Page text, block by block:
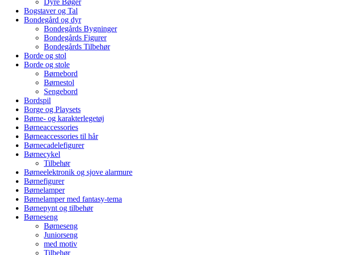
Bogstaver og Tal
Bondegård og dyr
Bondegårds Bygninger
Bondegårds Figurer
Bondegårds Tilbehør
Borde og stol
Borde og stole
Børnebord
Børnestol
Sengebord
Bordspil
Borge og Playsets
Børne- og karakterlegetøj
Børneaccessories
Børneaccessories til hår
Børnecadelefigurer
Børnecykel
Tilbehør
Børneelektronik og sjove alarmure
Børnefigurer
Børnelamper
Børnelamper med fantasy-tema
Børnepynt og tilbehør
Børneseng
Børneseng
Juniorseng
med motiv
Tilbehør